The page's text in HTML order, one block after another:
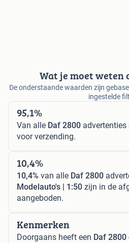
Wat je moet weten
De onderstaande waarden zijn
ingestelde
95,1%
Van alle Daf 2800 advertenties
voor verzending.
10,4%
10,4% van alle Daf 2800
Modelauto's | 1:50 zijn in de
aangeboden.
Kenmerken
Doorgaans heeft een Daf 2800